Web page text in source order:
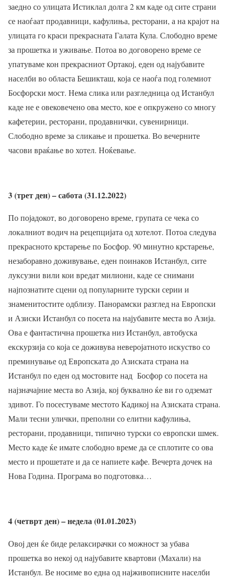
заедно со улицата Истиклал долга 2 км каде од сите страни
се наоѓаат продавници, кафулиња, ресторани, а на крајот на
улицата го краси прекрасната Галата Кула. Слободно време
за прошетка и уживање. Потоа во договорено време се
упатуваме кон прекрасниот Ортакој, еден од најубавите
населби во областа Бешикташ, која се наоѓа под големиот
Босфорски мост. Нема слика или разгледница од Истанбул
каде не е овековечено ова место, кое е опкружено со многу
кафетерии, ресторани, продавнички, сувенирници.
Слободно време за сликање и прошетка. Во вечерните
часови враќање во хотел. Ноќевање.
3 (трет ден) – сабота (31.12.2022)
По појадокот, во договорено време, групата се чека со
локалниот водич на рецепцијата од хотелот. Потоа следува
прекрасното крстарење по Босфор. 90 минутно крстарење,
незаборавно доживување, еден поинаков Истанбул, сите
луксузни вили кои вредат милиони, каде се снимани
најпознатите сцени од популарните турски серии и
знаменитостите одблизу. Панорамски разглед на Европски
и Азиски Истанбул со посета на најубавите места во Азија.
Ова е фантастична прошетка низ Истанбул, автобуска
екскурзија со која се доживува неверојатното искуство со
преминување од Европската до Азиската страна на
Истанбул по еден од мостовите над Босфор со посета на
најзначајние места во Азија, кој буквално ќе ви го одземат
здивот. Го посестуваме местото Кадикој на Азиската страна.
Мали тесни улички, преполни со елитни кафулиња,
ресторани, продавници, типично турски со европски шмек.
Место каде ќе имате слободно време да се сплотите со ова
место и прошетате и да се напиете кафе. Вечерта дочек на
Нова Година. Програма во подготовка…
4 (четврт ден) – недела (01.01.2023)
Овој ден ќе биде релаксирачки со можност за убава
прошетка во некој од најубавите квартови (Махали) на
Истанбул. Ве носиме во една од најживописните населби